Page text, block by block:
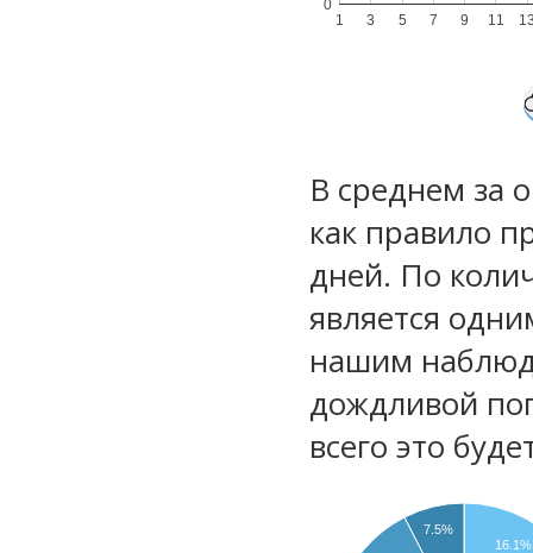
1 3 5 7 9 11
0
В среднем за
как правило
дней. По
является
нашим
дождливой
всего это
16.1%
7.5%